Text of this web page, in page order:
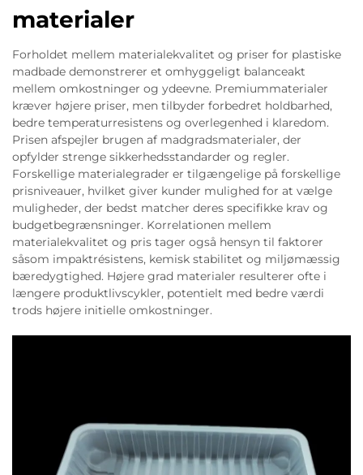
materialer
Forholdet mellem materialekvalitet og priser for plastiske
madbade demonstrerer et omhyggeligt balanceakt
mellem omkostninger og ydeevne. Premiummaterialer
kræver højere priser, men tilbyder forbedret holdbarhed,
bedre temperaturresistens og overlegenhed i klaredom.
Prisen afspejler brugen af madgradsmaterialer, der
opfylder strenge sikkerhedsstandarder og regler.
Forskellige materialegrader er tilgængelige på forskellige
prisniveauer, hvilket giver kunder mulighed for at vælge
muligheder, der bedst matcher deres specifikke krav og
budgetbegrænsninger. Korrelationen mellem
materialekvalitet og pris tager også hensyn til faktorer
såsom impaktrésistens, kemisk stabilitet og miljømæssig
bæredygtighed. Højere grad materialer resulterer ofte i
længere produktlivscykler, potentielt med bedre værdi
trods højere initielle omkostninger.